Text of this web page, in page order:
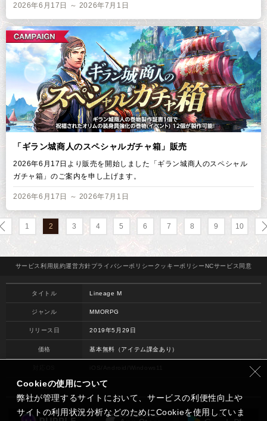
2026年6月17日 ～ 2026年7月1日
「ギラン城商人のスペシャルガチャ箱」販売
2026年6月17日より販売を開始しました「ギラン城商人のスペシャル
ガチャ箱」のご案内を申し上げます。
2026年6月17日 ～ 2026年7月1日
1 2 3 4 5 6 7 8 9 10
サービス 利用規約運営方針プライバシーポリシー クッキーポリシーNCサービス 同意
タイトル Lineage M
ジャンル MMORPG
リリース日 2019年5月29日
価格 基本無料（アイテム課金あり）
開発 NC
Cookieの使用について
弊社が管理するサイトにおいて、サービスの利便性向上や
サイトの利用状況分析などのためにCookieを使用していま